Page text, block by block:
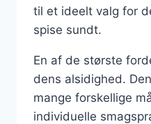
til et ideelt valg for
spise sundt.
En af de største
dens alsidighed.
mange forskellige
individuelle